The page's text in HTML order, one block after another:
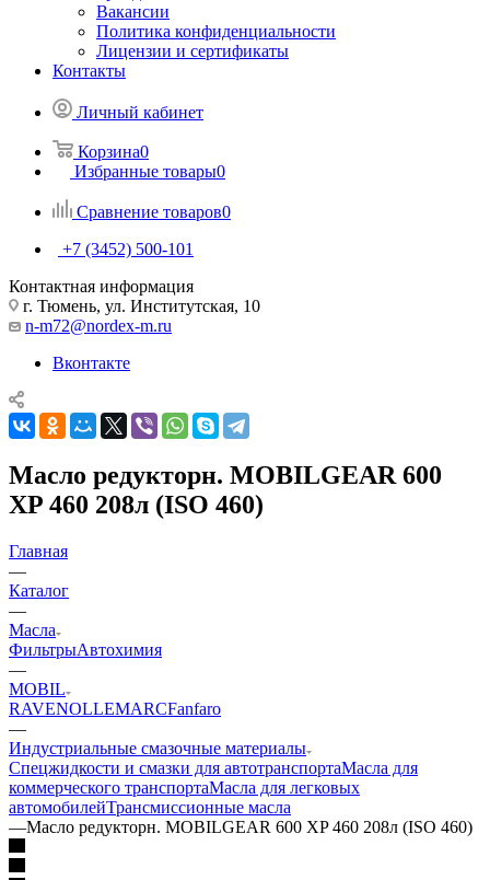
Вакансии
Политика конфиденциальности
Лицензии и сертификаты
Контакты
Личный кабинет
Корзина0
Избранные товары0
Сравнение товаров0
+7 (3452) 500-101
Контактная информация
г. Тюмень, ул. Институтская, 10
n-m72@nordex-m.ru
Вконтакте
Масло редукторн. MOBILGEAR 600
XP 460 208л (ISO 460)
Главная
—
Каталог
—
Масла
ФильтрыАвтохимия
—
MOBIL
RAVENOLLEMARCFanfaro
—
Индустриальные смазочные материалы
Cпецжидкости и смазки для автотранспортаМасла для
коммерческого транспортаМасла для легковых
автомобилейТрансмиссионные масла
—Масло редукторн. MOBILGEAR 600 XP 460 208л (ISO 460)